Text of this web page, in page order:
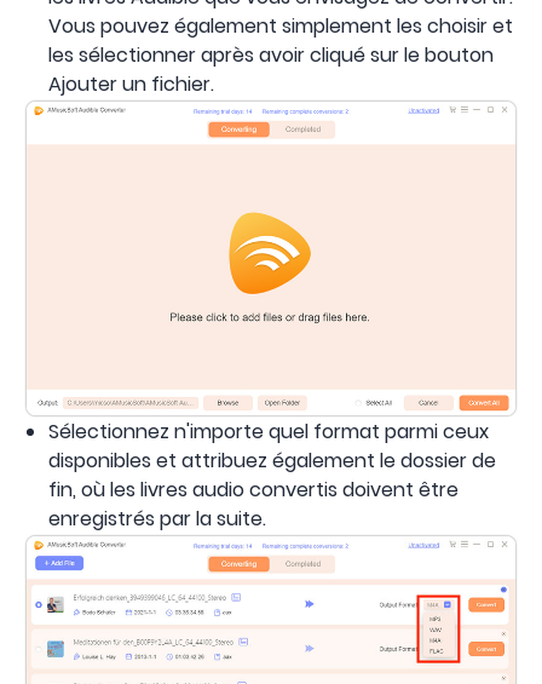
Vous pouvez également simplement les choisir et
les sélectionner après avoir cliqué sur le bouton
Ajouter un fichier.
Sélectionnez n'importe quel format parmi ceux
disponibles et attribuez également le dossier de
fin, où les livres audio convertis doivent être
enregistrés par la suite.